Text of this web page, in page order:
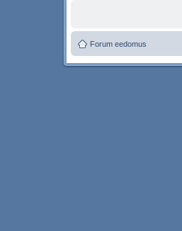
Forum eedomus